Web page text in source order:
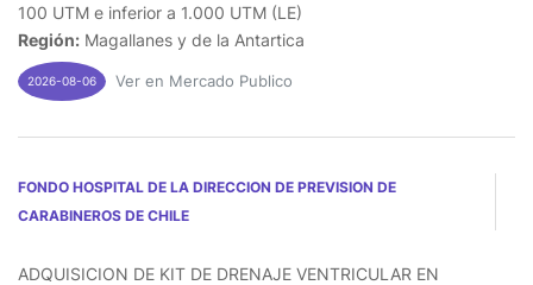
100 UTM e inferior a 1.000 UTM (LE)
Región: Magallanes y de la Antartica
2026-08-06 Ver en Mercado Publico
FONDO HOSPITAL DE LA DIRECCION DE PREVISION DE
CARABINEROS DE CHILE
ADQUISICION DE KIT DE DRENAJE VENTRICULAR EN